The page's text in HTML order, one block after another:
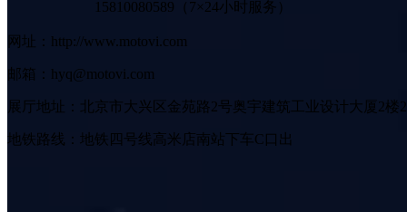
15810080589（7×24小时服务）
网址：http://www.motovi.com
邮箱：hyq@motovi.com
展厅地址：北京市大兴区金苑路2号奥宇建筑工业设计大厦2楼
地铁路线：地铁四号线高米店南站下车C口出